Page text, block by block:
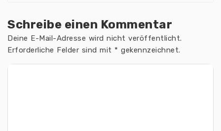
Schreibe einen Kommentar
Deine E-Mail-Adresse wird nicht veröffentlicht.
Erforderliche Felder sind mit * gekennzeichnet.